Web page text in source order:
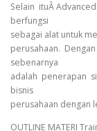
Selain ituÂ
berfungsi
sebagai alat untuk
perusahaan.
sebenarnya
adalah penerapan
bisnis
perusahaan dengan
OUTLINE MATERI